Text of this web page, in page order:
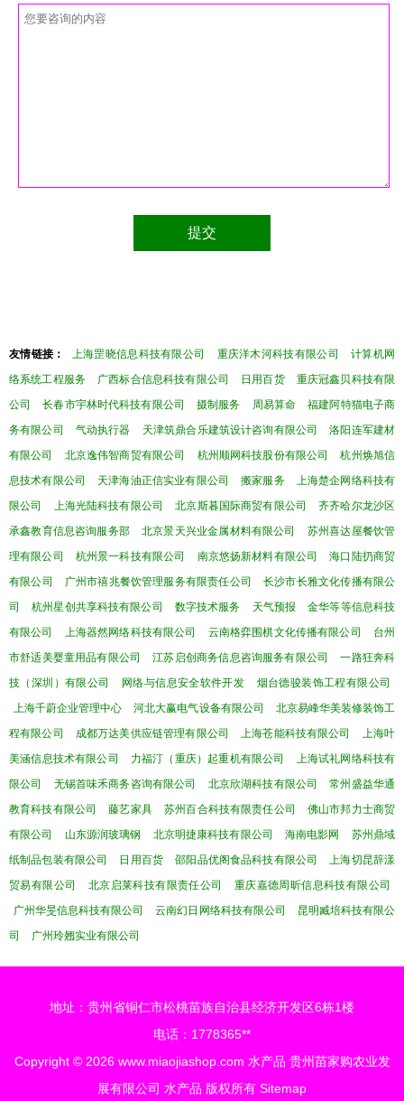
友情链接： 上海罡晓信息科技有限公司 重庆洋木河科技有限公司
计算机网
络系统工程服务
广西标合信息科技有限公司 日用百货
重庆冠鑫贝科技有限
公司
长春市宇林时代科技有限公司 摄制服务 周易算命
福建阿特猫电子商
务有限公司
气动执行器 天津筑鼎合乐建筑设计咨询有限公司
洛阳连军建材
有限公司
北京逸伟智商贸有限公司 杭州顺网科技股份有限公司
杭州焕旭信
息技术有限公司
天津海油正信实业有限公司 搬家服务
上海楚企网络科技有
限公司
上海光陆科技有限公司 北京斯暮国际商贸有限公司
齐齐哈尔龙沙区
承鑫教育信息咨询服务部
北京景天兴业金属材料有限公司
苏州喜达屋餐饮管
理有限公司
杭州景一科技有限公司 南京悠扬新材料有限公司
海口陆扔商贸
有限公司
广州市禧兆餐饮管理服务有限责任公司
长沙市长雅文化传播有限公
司
杭州星创共享科技有限公司 数字技术服务 天气预报
金华等等信息科技
有限公司
上海器然网络科技有限公司 云南格弈围棋文化传播有限公司
台州
市舒适美婴童用品有限公司
江苏启创商务信息咨询服务有限公司
一路狂奔科
技（深圳）有限公司
网络与信息安全软件开发
烟台德骏装饰工程有限公司
上海千蔚企业管理中心
河北大赢电气设备有限公司
北京易峰华美装修装饰工
程有限公司
成都万达美供应链管理有限公司 上海苍能科技有限公司
上海叶
美涵信息技术有限公司
力福汀（重庆）起重机有限公司
上海试礼网络科技有
限公司
无锡首味禾商务咨询有限公司 北京欣湖科技有限公司
常州盛益华通
教育科技有限公司
藤艺家具 苏州百合科技有限责任公司
佛山市邦力士商贸
有限公司
山东源润玻璃钢 北京明捷康科技有限公司 海南电影网
苏州鼎域
纸制品包装有限公司
日用百货 邵阳品优阁食品科技有限公司
上海切昆辞漾
贸易有限公司
北京启莱科技有限责任公司
重庆嘉德周昕信息科技有限公司
广州华旻信息科技有限公司
云南幻日网络科技有限公司
昆明臧培科技有限公
司
广州玲翘实业有限公司
地址：贵州省铜仁市松桃苗族自治县经济开发区6栋1楼
电话：1778365**
Copyright © 2026 www.miaojiashop.com 水产品 贵州苗家购农业发
展有限公司 水产品 版权所有 Sitemap